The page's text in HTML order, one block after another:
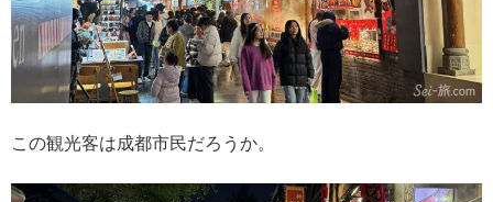
この観光客は成都市民だろうか。